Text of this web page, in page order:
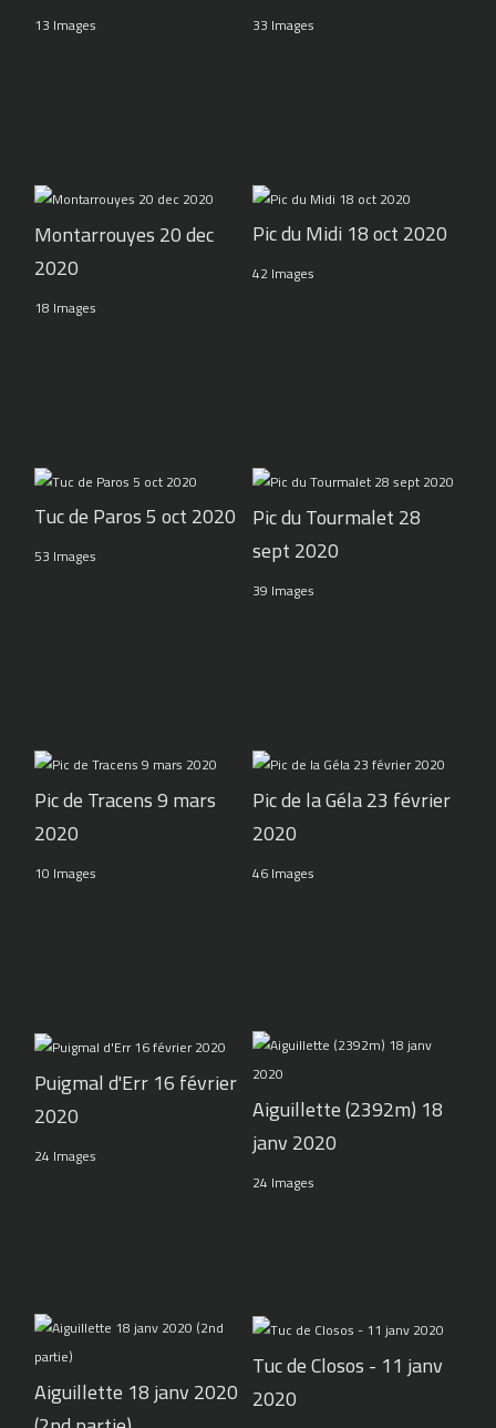
13 Images 33 Images
Montarrouyes 20 dec
2020
18 Images
Pic du Midi 18 oct 2020
42 Images
Tuc de Paros 5 oct 2020
53 Images
Pic du Tourmalet 28
sept 2020
39 Images
Pic de Tracens 9 mars
2020
10 Images
Pic de la Géla 23 février
2020
46 Images
Puigmal d'Err 16 février
2020
24 Images
Aiguillette (2392m) 18
janv 2020
24 Images
Aiguillette 18 janv 2020
Tuc de Closos - 11 janv
2020